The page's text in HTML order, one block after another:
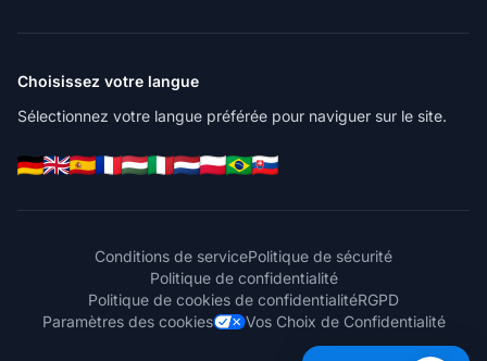
Choisissez votre langue
Sélectionnez votre langue préférée pour naviguer sur le site.
Conditions de servicePolitique de sécurité
Politique de confidentialité
Politique de cookies de confidentialitéRGPD
Paramètres des cookies
Vos Choix de Confidentialité